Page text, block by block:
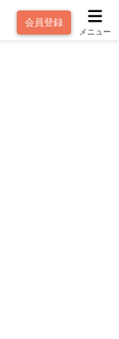
会員登録
メニュー